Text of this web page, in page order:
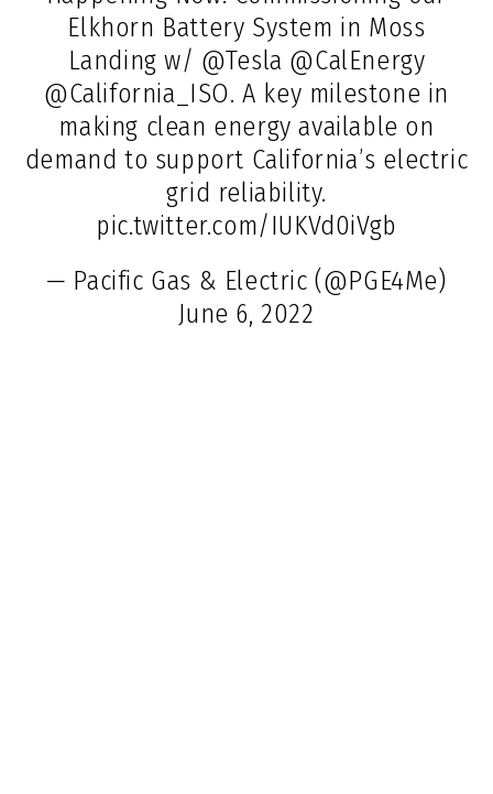
Elkhorn Battery System in Moss
Landing w/ @Tesla @CalEnergy
@California_ISO. A key milestone in
making clean energy available on
demand to support California’s electric
grid reliability.
pic.twitter.com/IUKVd0iVgb
— Pacific Gas & Electric (@PGE4Me)
June 6, 2022